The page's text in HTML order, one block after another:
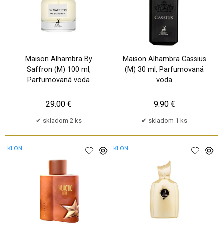
Maison Alhambra By
Saffron (M) 100 ml,
Parfumovaná voda
skladom 2 ks
29.00 €
Maison Alhambra Cassius
(M) 30 ml, Parfumovaná
voda
skladom 1 ks
9.90 €
KLON KLON